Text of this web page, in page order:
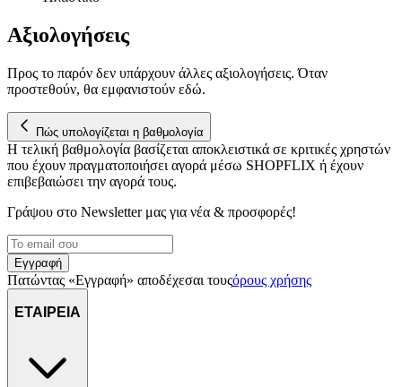
Αξιολογήσεις
Προς το παρόν δεν υπάρχουν άλλες αξιολογήσεις. Όταν
προστεθούν, θα εμφανιστούν εδώ.
Πώς υπολογίζεται η βαθμολογία
Η τελική βαθμολογία βασίζεται αποκλειστικά σε κριτικές χρηστών
που έχουν πραγματοποιήσει αγορά μέσω SHOPFLIX ή έχουν
επιβεβαιώσει την αγορά τους.
Γράψου στο Νewsletter μας για νέα & προσφορές!
Εγγραφή
Πατώντας «Εγγραφή» αποδέχεσαι τουςόρους χρήσης
ΕΤΑΙΡΕΙΑ